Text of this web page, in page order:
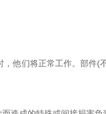
，他们将正常工作。部件(